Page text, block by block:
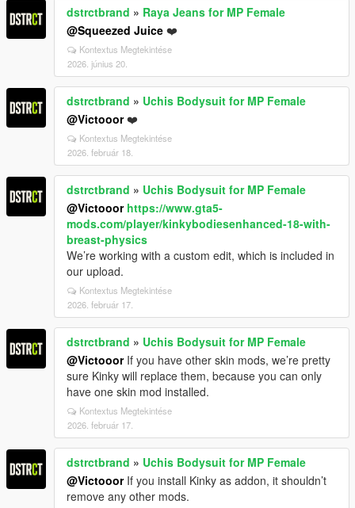
dstrctbrand » Raya Jeans for MP Female
@Squeezed Juice ❤️
Kontextus Megtekintése
2026. június 20.
dstrctbrand » Uchis Bodysuit for MP Female
@Victooor❤️
Kontextus Megtekintése
2026. február 18.
dstrctbrand » Uchis Bodysuit for MP Female
@Victooor https://www.gta5-
mods.com/player/kinkybodiesenhanced-18-with-
breast-physics
We’re working with a custom edit, which is included in
our upload.
Kontextus Megtekintése
2026. február 17.
dstrctbrand » Uchis Bodysuit for MP Female
@VictooorIf you have other skin mods, we’re pretty
sure Kinky will replace them, because you can only
have one skin mod installed.
Kontextus Megtekintése
2026. február 17.
dstrctbrand » Uchis Bodysuit for MP Female
@VictooorIf you install Kinky as addon, it shouldn’t
remove any other mods.